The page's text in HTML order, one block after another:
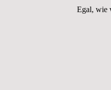
Egal, wie